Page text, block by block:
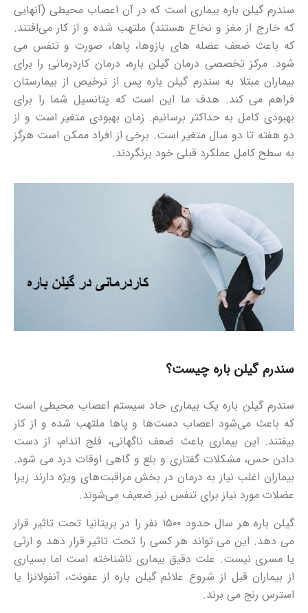
سندرم گیلن باره بیماری است که در آن اعصاب محیطی (آنهایی
که خارج از مغز و نخاع هستند) ملتهب شده و از کار می‌افتند.
که باعث ضعف عضله های بازوها، پاها، صورت و تنفس می
شود. مرکز تخصصی درمان گیلن باره، درمان کاردرمانی را برای
بیماران مبتلا به سندرم گیلن باره پس از ترخیص از بیمارستان
فراهم می کند. هدف ما این است که پتانسیل شما را برای
بهبودی کامل به حداکثر برسانیم. زمان بهبودی متغیر است و از
دو هفته تا دو سال متغیر است. برخی از افراد ممکن است هرگز
به سطح کامل عملکرد قبلی خود برنگردند.
سندرم گیلن باره چیست؟
سندرم گیلن باره یک بیماری حاد سیستم اعصاب محیطی است
که باعث می‌شود اعصاب دست‌ها و پاها ملتهب شده و از کار
بیفتند. این بیماری باعث ضعف ناگهانی، فلج اندام، از دست
دادن حس، مشکلات گفتاری و بلع و گاهی اوقات درد می شود.
بیماران اغلب نیاز به درمان در بخش مراقبت‌های ویژه دارند زیرا
عضلات مورد نیاز برای تنفس نیز ضعیف می‌شوند.
گیلن باره هر سال حدود ۱۵۰۰ نفر را در بریتانیا تحت تاثیر قرار
می دهد. این می تواند هر کسی را تحت تاثیر قرار دهد و ارثی
یا مسری نیست. علت دقیق بیماری ناشناخته است اما بسیاری
از بیماران قبل از شروع علائم گیلن باره از عفونت، آنفولانزا یا
استرس رنج می برند.